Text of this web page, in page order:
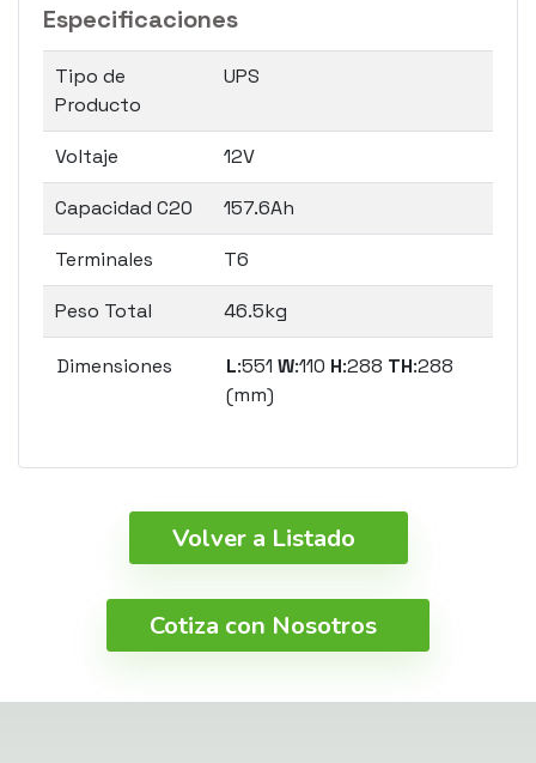
Especificaciones
Tipo de
Producto
UPS
Voltaje 12V
Capacidad C20 157.6Ah
Terminales T6
Peso Total 46.5kg
Dimensiones L:551 W:110 H:288 TH:288
(mm)
Volver a Listado
Cotiza con Nosotros